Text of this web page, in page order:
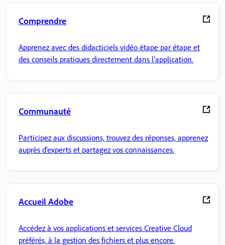
Comprendre
Apprenez avec des didacticiels vidéo étape par étape et
des conseils pratiques directement dans l’application.
Communauté
Participez aux discussions, trouvez des réponses, apprenez
auprès d'experts et partagez vos connaissances.
Accueil Adobe
Accédez à vos applications et services Creative Cloud
préférés, à la gestion des fichiers et plus encore.